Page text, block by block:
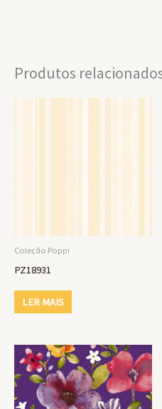
Produtos
Coleção Poppi
PZ18931
LER MAIS